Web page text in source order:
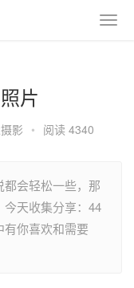
片
影 • 阅读 4340
会轻松一些，那
天收集分享：44
你喜欢和需要